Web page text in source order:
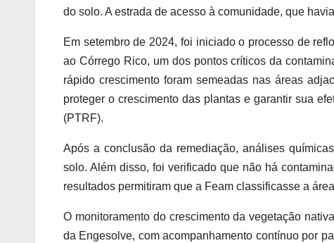
do solo. A estrada de acesso à comunidade, que
Em setembro de 2024, foi iniciado o processo de
ao Córrego Rico, um dos pontos críticos da
rápido crescimento foram semeadas nas áreas
proteger o crescimento das plantas e garantir sua
(PTRF).
Após a conclusão da remediação, análises
solo. Além disso, foi verificado que não há
resultados permitiram que a Feam classificasse a
O monitoramento do crescimento da vegetação
da Engesolve, com acompanhamento contínuo por